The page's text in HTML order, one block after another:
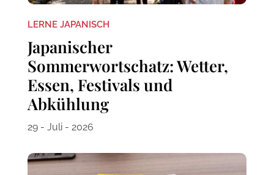
LERNE JAPANISCH
Japanischer
Sommerwortschatz: Wetter,
Essen, Festivals und
Abkühlung
29 - Juli - 2026